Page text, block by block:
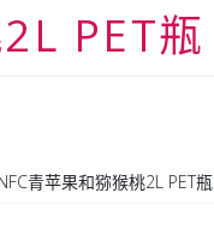
PET瓶
青苹果和猕猴桃2L PET瓶